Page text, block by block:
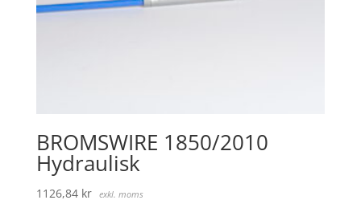
BROMSWIRE 1850/2010
Hydraulisk
1126,84 kr exkl. moms